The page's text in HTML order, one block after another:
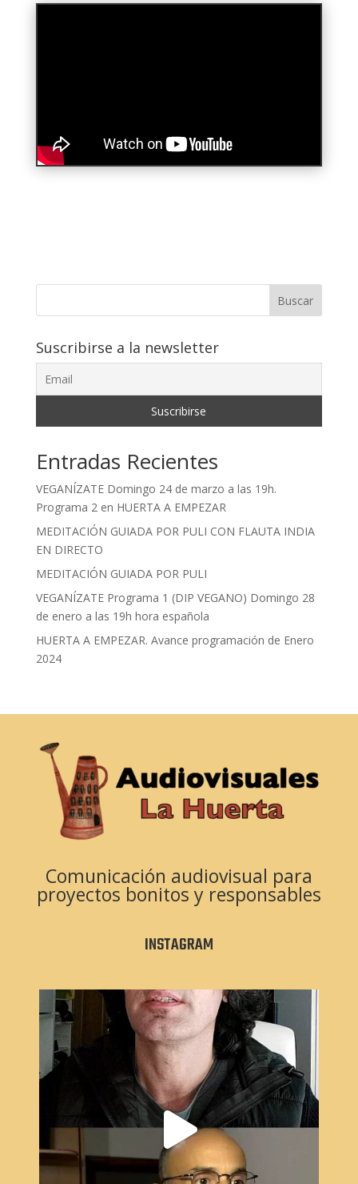
Buscar
Suscribirse a la newsletter
Entradas Recientes
VEGANÍZATE Domingo 24 de marzo a las 19h.
Programa 2 en HUERTA A EMPEZAR
MEDITACIÓN GUIADA POR PULI CON FLAUTA INDIA
EN DIRECTO
MEDITACIÓN GUIADA POR PULI
VEGANÍZATE Programa 1 (DIP VEGANO) Domingo 28
de enero a las 19h hora española
HUERTA A EMPEZAR. Avance programación de Enero
2024
Comunicación audiovisual para
proyectos bonitos y responsables
INSTAGRAM